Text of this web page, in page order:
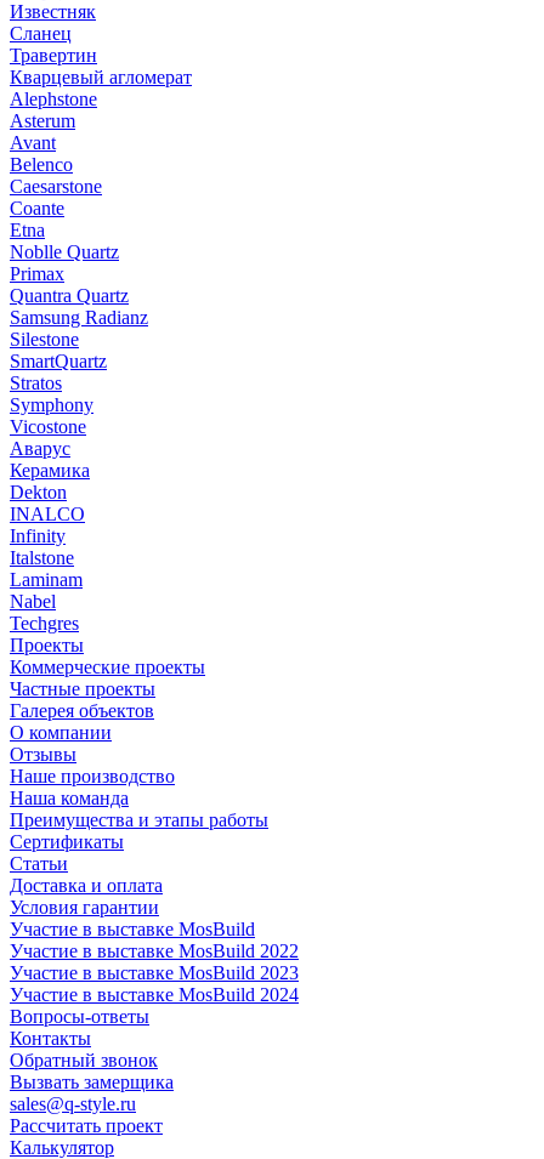
Известняк
Сланец
Травертин
Кварцевый агломерат
Alephstone
Asterum
Avant
Belenco
Caesarstone
Coante
Etna
Noblle Quartz
Primax
Quantra Quartz
Samsung Radianz
Silestone
SmartQuartz
Stratos
Symphony
Vicostone
Аварус
Керамика
Dekton
INALCO
Infinity
Italstone
Laminam
Nabel
Techgres
Проекты
Коммерческие проекты
Частные проекты
Галерея объектов
О компании
Отзывы
Наше производство
Наша команда
Преимущества и этапы работы
Сертификаты
Статьи
Доставка и оплата
Условия гарантии
Участие в выставке MosBuild
Участие в выставке MosBuild 2022
Участие в выставке MosBuild 2023
Участие в выставке MosBuild 2024
Вопросы-ответы
Контакты
Обратный звонок
Вызвать замерщика
sales@q-style.ru
Рассчитать проект
Калькулятор